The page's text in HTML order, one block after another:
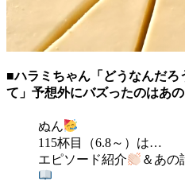
■ハラミちゃん「どうなんだ
て」予想外にバズったのはあ
ぬん
115杯目（6.8～）は…
エピソード紹介
＆あの